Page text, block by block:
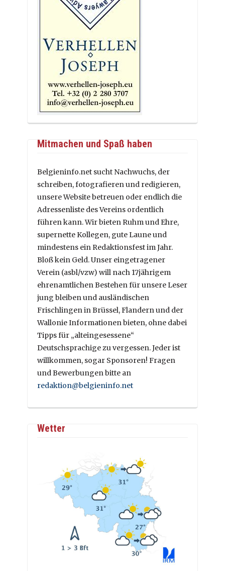
Mitmachen und Spaß haben
Belgieninfo.net sucht Nachwuchs, der
schreiben, fotografieren und redigieren,
unsere Website betreuen oder endlich die
Adressenliste des Vereins ordentlich
führen kann. Wir bieten Ruhm und Ehre,
supernette Kollegen, gute Laune und
mindestens ein Redaktionsfest im Jahr.
Bloß kein Geld. Unser eingetragener
Verein (asbl/vzw) will nach 17jährigem
ehrenamtlichen Bestehen für unsere Leser
jung bleiben und ausländischen
Frischlingen in Brüssel, Flandern und der
Wallonie Informationen bieten, ohne dabei
Tipps für „alteingesessene“
Deutschsprachige zu vergessen. Jeder ist
willkommen, sogar Sponsoren! Fragen
und Bewerbungen bitte an
redaktion@belgieninfo.net
Wetter